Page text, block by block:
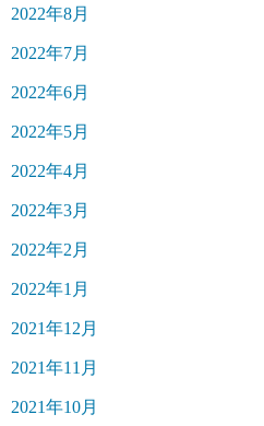
2022年8月
2022年7月
2022年6月
2022年5月
2022年4月
2022年3月
2022年2月
2022年1月
2021年12月
2021年11月
2021年10月